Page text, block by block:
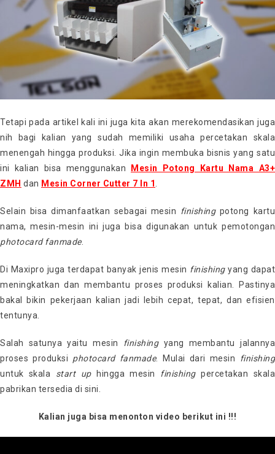
Tetapi pada artikel kali ini juga kita akan merekomendasikan juga
nih bagi kalian yang sudah memiliki usaha percetakan skala
menengah hingga produksi. Jika ingin membuka bisnis yang satu
ini kalian bisa menggunakan
Mesin Potong Kartu Nama A3+
ZMH dan Mesin Corner Cutter 7 In 1
Selain bisa dimanfaatkan sebagai mesin finishingpotong kartu
nama, mesin-mesin ini juga bisa digunakan untuk pemotongan
photocard fanmade.
Di Maxipro juga terdapat banyak jenis mesin finishingyang dapat
meningkatkan dan membantu proses produksi kalian. Pastinya
bakal bikin pekerjaan kalian jadi lebih cepat, tepat, dan efisien
tentunya.
Salah satunya yaitu mesin finishingyang membantu jalannya
proses produksi photocard fanmade. Mulai dari mesin
finishing
untuk skala start uphingga mesin finishingpercetakan skala
pabrikan tersedia di sini.
Kalian juga bisa menonton video berikut ini !!!